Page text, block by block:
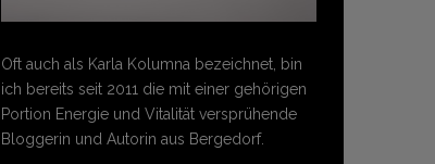
Oft auch als Karla Kolumna bezeichnet, bin
ich bereits seit 2011 die mit einer gehörigen
Portion Energie und Vitalität versprühende
Bloggerin und Autorin aus Bergedorf.